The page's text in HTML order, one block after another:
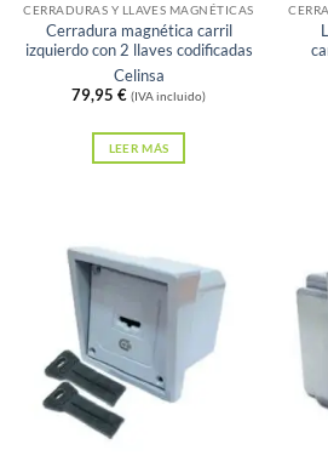
CERRADURAS Y LLAVES MAGNÉTICAS
Cerradura magnética carril
izquierdo con 2 llaves codificadas
Celinsa
79,95 € (IVA incluido)
LEER MÁS